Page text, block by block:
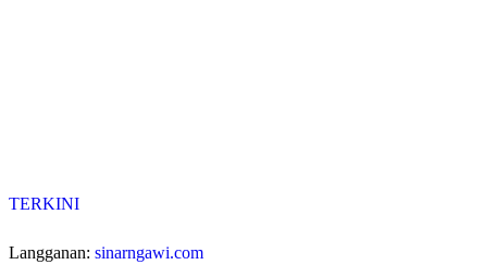
TERKINI
Langganan: sinarngawi.com